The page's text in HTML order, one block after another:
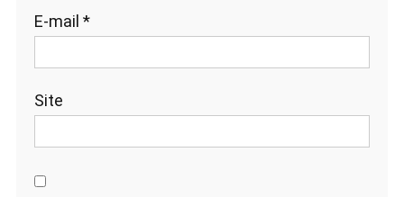
E-mail *
Site